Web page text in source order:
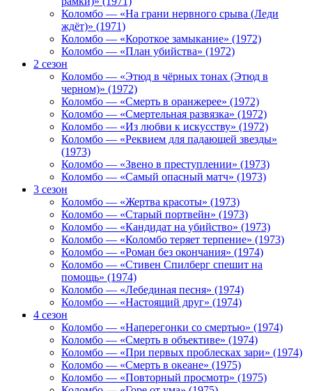
Коломбо — «На грани нервного срыва (Леди
ждёт)» (1971)
Коломбо — «Короткое замыкание» (1972)
Коломбо — «План убийства» (1972)
2 сезон
Коломбо — «Этюд в чёрных тонах (Этюд в
черном)» (1972)
Коломбо — «Смерть в оранжерее» (1972)
Коломбо — «Смертельная развязка» (1972)
Коломбо — «Из любви к искусству» (1972)
Коломбо — «Реквием для падающей звезды»
(1973)
Коломбо — «Звено в преступлении» (1973)
Коломбо — «Самый опасный матч» (1973)
3 сезон
Коломбо — «Жертва красоты» (1973)
Коломбо — «Старый портвейн» (1973)
Коломбо — «Кандидат на убийство» (1973)
Коломбо — «Коломбо теряет терпение» (1973)
Коломбо — «Роман без окончания» (1974)
Коломбо — «Стивен Спилберг спешит на
помощь» (1974)
Коломбо — «Лебединая песня» (1974)
Коломбо — «Настоящий друг» (1974)
4 сезон
Коломбо — «Наперегонки со смертью» (1974)
Коломбо — «Смерть в объективе» (1974)
Коломбо — «При первых проблесках зари» (1974)
Коломбо — «Смерть в океане» (1975)
Коломбо — «Повторный просмотр» (1975)